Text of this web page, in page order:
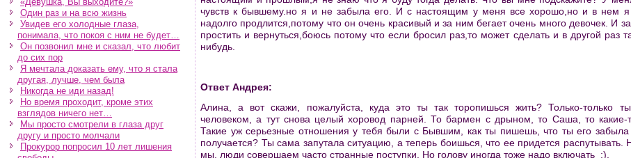
Один раз и на всю жизнь
Увидев его холодные глаза,
понимала, что покоя с ним не будет…
Он позвонил мне и сказал, что любит
до сих пор
Я мечтала доказать ему, что я стала
другая, лучше, чем была
Никогда не иди назад!
Но время проходит, кроме этих
взглядов ничего нет…
Мы просто смотрели в глаза друг
другу и просто молчали
Прокурор попросил 10 лет лишения
чувств к бывшему.но я и не забыла его. И с настоящим у меня все хорошо,но и в нем я
надолго продлится,потому что он очень красивый и за ним бегает очень много девочек. И
простить и вернуться,боюсь потому что если бросил раз,то может сделать и в другой раз
нибудь.
Ответ Андрея:
Алина, а вот скажи, пожалуйста, куда это ты так торопишься жить? Только-только
человеком, а тут снова целый хоровод парней. То бармен с дрыном, то Саша, то какие-
Такие уж серьезные отношения у тебя были с Бывшим, как ты пишешь, что ты его забыла
получается? Ты сама запутала ситуацию, а теперь боишься, что ее придется распутывать.
мы, люди совершаем часто странные поступки. Но голову иногда тоже надо включать :).